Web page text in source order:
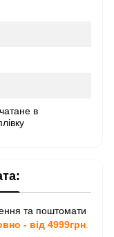
в
та поштомати
- від 4999грн